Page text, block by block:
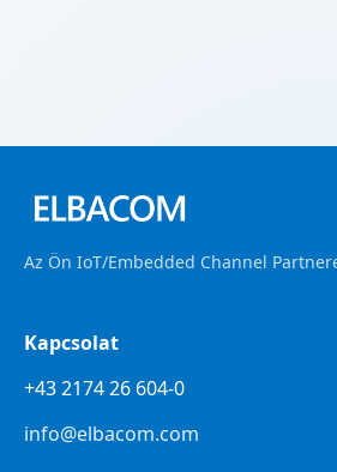
Az Ön IoT/Embedded Channel
Kapcsolat
+43 2174 26 604-0
info@elbacom.com